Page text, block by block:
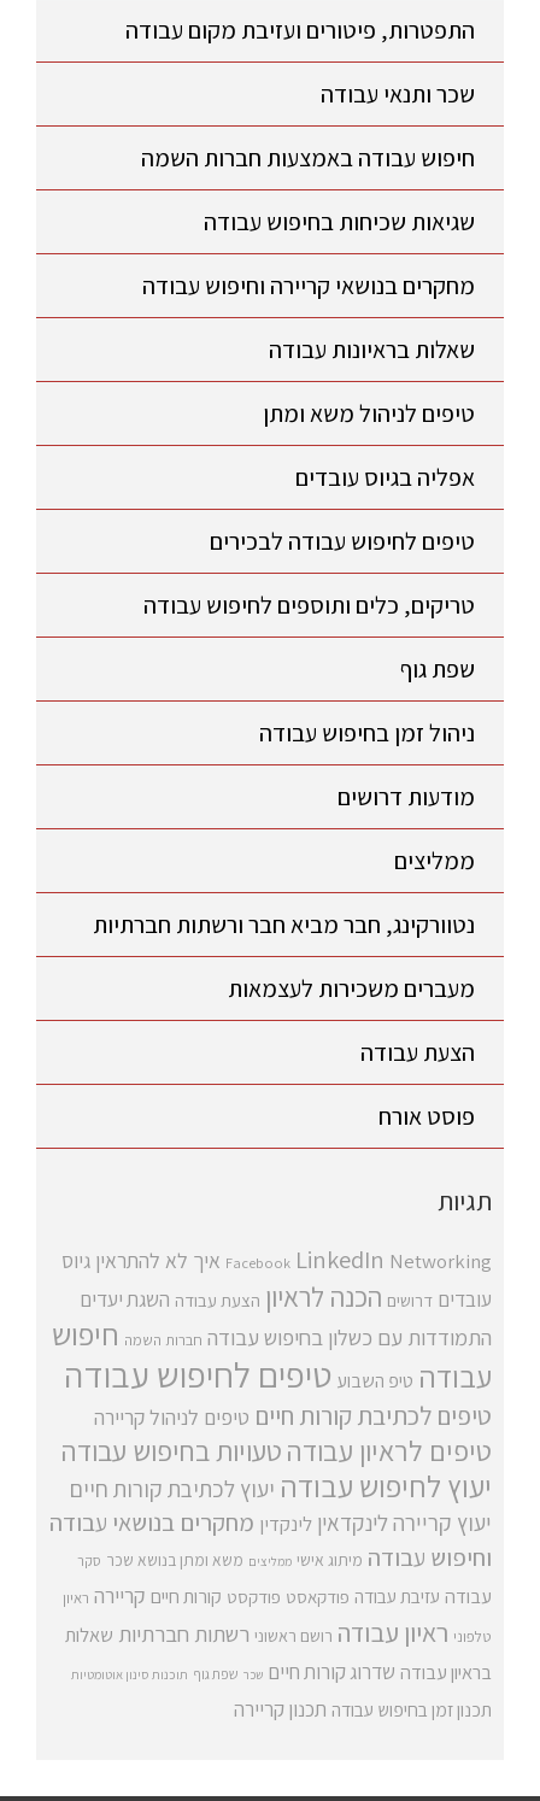
התפטרות, פיטורים ועזיבת מקום עבודה
שכר ותנאי עבודה
חיפוש עבודה באמצעות חברות השמה
שגיאות שכיחות בחיפוש עבודה
מחקרים בנושאי קריירה וחיפוש עבודה
שאלות בראיונות עבודה
טיפים לניהול משא ומתן
אפליה בגיוס עובדים
טיפים לחיפוש עבודה לבכירים
טריקים, כלים ותוספים לחיפוש עבודה
שפת גוף
ניהול זמן בחיפוש עבודה
מודעות דרושים
ממליצים
נטוורקינג, חבר מביא חבר ורשתות חברתיות
מעברים משכירות לעצמאות
הצעת עבודה
פוסט אורח
תגיות
Facebook LinkedIn Networking איך לא להתראין גיוס
עובדים דרושים הכנה לראיון הצעת עבודה השגת יעדים
התמודדות עם כשלון בחיפוש עבודה חברות השמה חיפוש
עבודה טיפ השבוע טיפים לחיפוש עבודה
טיפים לכתיבת קורות חיים טיפים לניהול קריירה
טיפים לראיון עבודהטעויות בחיפוש עבודה
יעוץ לחיפוש עבודה יעוץ לכתיבת קורות חיים
יעוץ קריירה לינקדאין לינקדין מחקרים בנושאי עבודה
וחיפוש עבודה מיתוג אישי ממליצים משא ומתן בנושא שכר סקר
עבודה עזיבת עבודה פודקאסט פודקסט קורות חיים קריירה ראיון
טלפוני ראיון עבודה רושם ראשוני רשתות חברתיות שאלות
בראיון עבודה שדרוג קורות חיים שכר שפת גוף תוכנות סינון אוטומטיות
תכנון זמן בחיפוש עבודה תכנון קריירה